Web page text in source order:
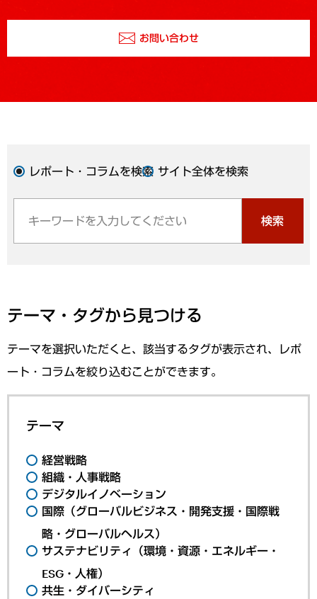
お問い合わせ
レポート・コラムを検索 サイト全体を検索
検索
テーマ・タグから見つける
テーマを選択いただくと、該当するタグが表示され、レポ
ート・コラムを絞り込むことができます。
テーマ
経営戦略
組織・人事戦略
デジタルイノベーション
国際（グローバルビジネス・開発支援・国際戦
略・グローバルヘルス）
サステナビリティ（環境・資源・エネルギー・
ESG・人権）
共生・ダイバーシティ